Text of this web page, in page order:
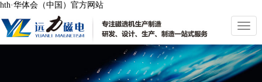
hth·华体会（中国）官方网站
切
换
导
航